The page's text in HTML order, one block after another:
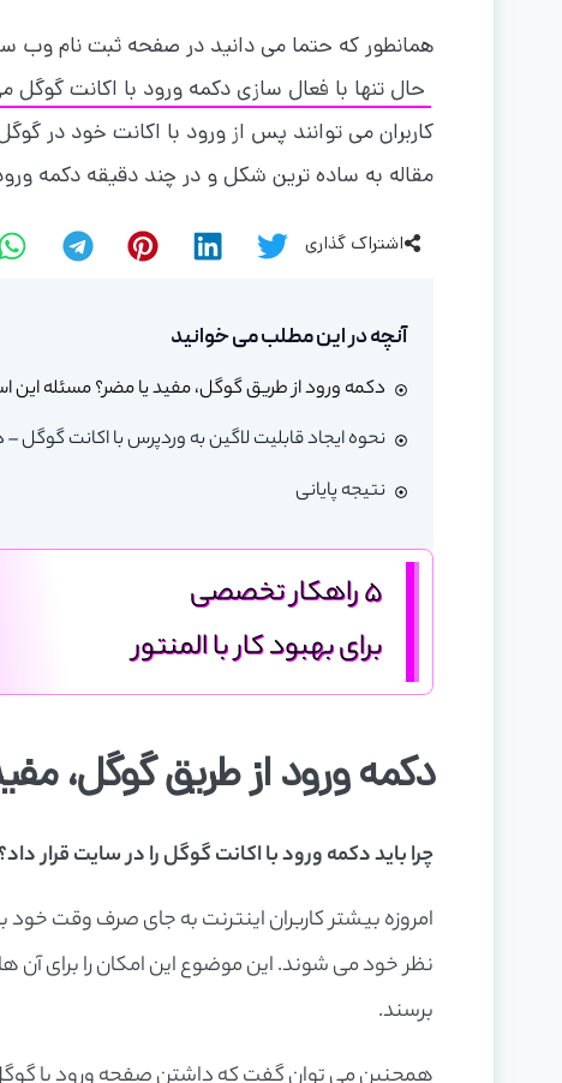
همانطور که حتما می دانید در صفحه ثبت نام وب
حال تنها با فعال سازی دکمه ورود با اکانت گوگل
کاربران می توانند پس از ورود با اکانت خود در
مقاله به ساده ترین شکل و در چند دقیقه دکمه
اشتراک گذاری
آنچه در این مطلب می خوانید
دکمه ورود از طریق گوگل، مفید یا مضر؟ مسئله این
نحوه ایجاد قابلیت لاگین به وردپرس با اکانت گوگل – در 12 قدم! (معرفی
نتیجه پایانی
5 راهکار تخصصی
برای بهبود کار با المنتور
دکمه ورود از طریق گوگل،
چرا باید دکمه ورود با اکانت گوگل را در سایت قرار
امروزه بیشتر کاربران اینترنت به جای صرف وقت
نظر خود می شوند. این موضوع این امکان را برای آن
برسند.